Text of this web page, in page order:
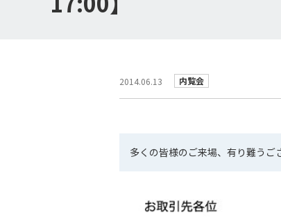
2014.06.13 内覧会
多くの皆様のご来場、有り難うご